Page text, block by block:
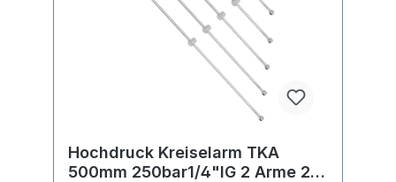
Hochdruck Kreiselarm TKA
500mm 250bar1/4"IG 2 Arme 2